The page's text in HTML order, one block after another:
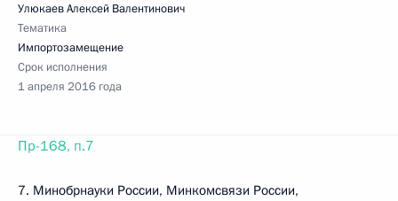
Улюкаев Алексей Валентинович
Тематика
Импортозамещение
Срок исполнения
1 апреля 2016 года
Пр-168, п.7
7. Минобрнауки России, Минкомсвязи России,